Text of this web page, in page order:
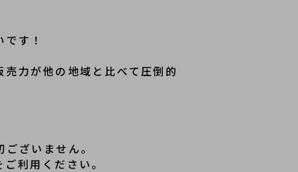
す！
力が他の地域と比べて圧倒的
ざいません。
利用ください。